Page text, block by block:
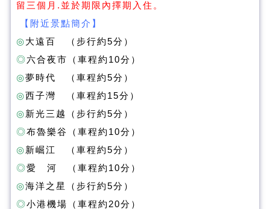
留三個月.並於期限內擇期入住。
【附近景點簡介】
◎大遠百 （步行約5分）
◎六合夜市（車程約10分）
◎夢時代 （車程約5分）
◎西子灣 （車程約15分）
◎新光三越（步行約5分）
◎布魯樂谷（車程約10分）
◎新崛江 （車程約5分）
◎愛 河 （車程約10分）
◎海洋之星（步行約5分）
◎小港機場（車程約20分）